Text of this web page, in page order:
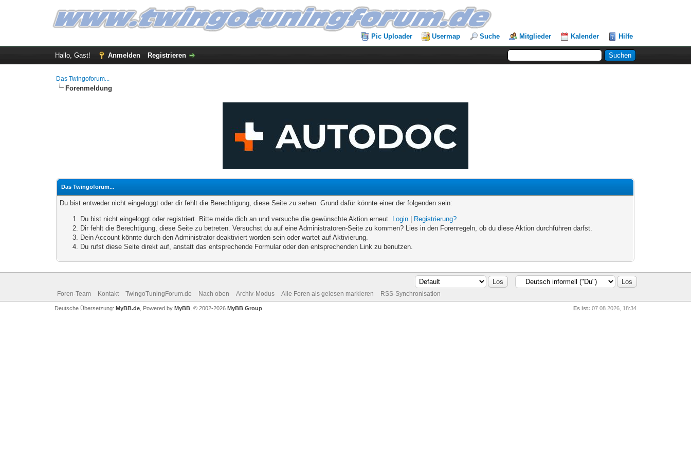
Pic Uploader Usermap Suche Mitglieder Kalender Hilfe
Hallo, Gast! Anmelden Registrieren
Das Twingoforum...
Forenmeldung
Das Twingoforum...
Du bist entweder nicht eingeloggt oder dir fehlt die Berechtigung, diese Seite zu sehen. Grund dafür könnte einer der folgenden sein:
Du bist nicht eingeloggt oder registriert. Bitte melde dich an und versuche die gewünschte Aktion erneut. Login
Registrierung?
Dir fehlt die Berechtigung, diese Seite zu betreten. Versuchst du auf eine Administratoren-Seite zu kommen? Lies in den Forenregeln, ob du diese Aktion durchführen darfst.
Dein Account könnte durch den Administrator deaktiviert worden sein oder wartet auf Aktivierung.
Du rufst diese Seite direkt auf, anstatt das entsprechende Formular oder den entsprechenden Link zu benutzen.
Foren-Team Kontakt TwingoTuningForum.de Nach oben Archiv-Modus Alle Foren als gelesen markieren RSS-Synchronisation
Es ist: 07.08.2026, 18:34
Deutsche Übersetzung: MyBB.de, Powered by MyBB, © 2002-2026 MyBB Group.